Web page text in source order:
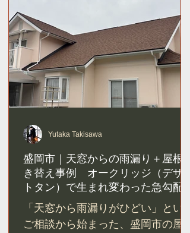
盛岡市｜天窓からの雨漏り＋屋根葺
き替え事例 オークリッジ（デザー
トタン）で生まれ変わった急勾配屋
根
「天窓から雨漏りがひどい」という
ご相談から始まった、盛岡市の屋根
Yutaka Takisawa